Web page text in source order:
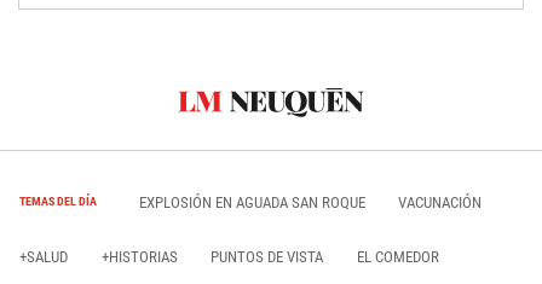
TEMAS DEL DÍA EXPLOSIÓN EN AGUADA SAN ROQUE VACUNACIÓN
+SALUD +HISTORIAS PUNTOS DE VISTA EL COMEDOR